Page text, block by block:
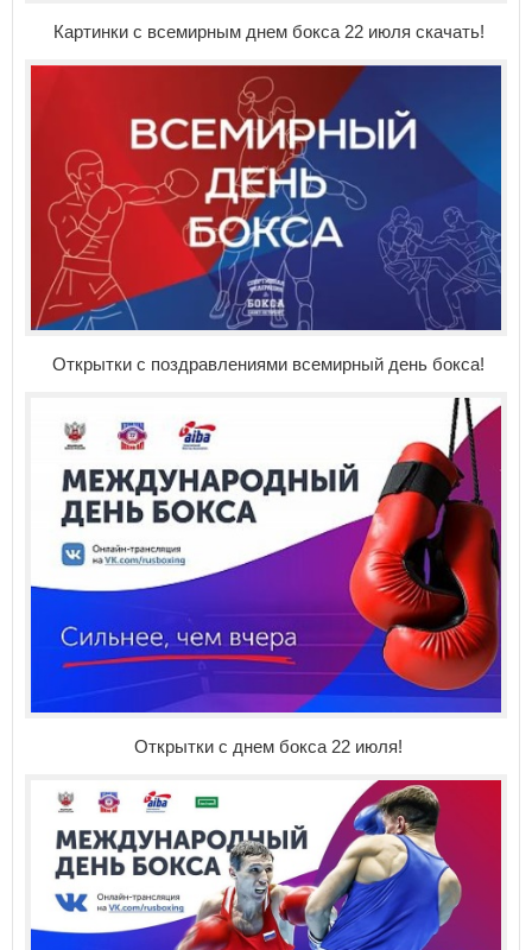
Картинки с всемирным днем бокса 22 июля скачать!
Открытки с поздравлениями всемирный день бокса!
Открытки с днем бокса 22 июля!